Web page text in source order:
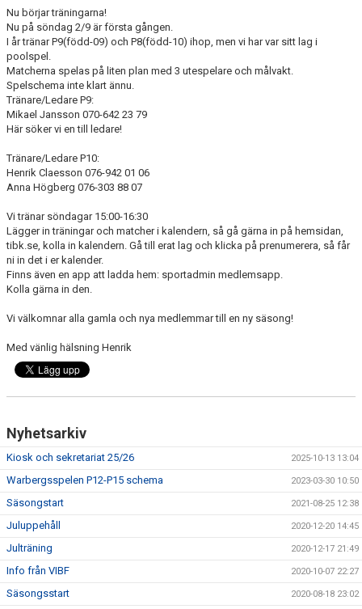
DOKUMENT
KONTAKT
MATCHER
Nu börjar träningarna!
Nu på söndag 2/9 är första gången.
I år tränar P9(född-09) och P8(född-10) ihop, men vi har var sitt lag i
poolspel.
Matcherna spelas på liten plan med 3 utespelare och målvakt.
Spelschema inte klart ännu.
Tränare/Ledare P9:
Mikael Jansson 070-642 23 79
Här söker vi en till ledare!
Tränare/Ledare P10:
Henrik Claesson 076-942 01 06
Anna Högberg 076-303 88 07
Vi tränar söndagar 15:00-16:30
Lägger in träningar och matcher i kalendern, så gå gärna in på hemsidan,
tibk.se, kolla in kalendern. Gå till erat lag och klicka på prenumerera, så får
ni in det i er kalender.
Finns även en app att ladda hem: sportadmin medlemsapp.
Kolla gärna in den.
Vi välkomnar alla gamla och nya medlemmar till en ny säsong!
Med vänlig hälsning Henrik
Nyhetsarkiv
Kiosk och sekretariat 25/26 2025-10-13 13:04
Warbergsspelen P12-P15 schema 2023-03-30 10:50
Säsongstart 2021-08-25 12:38
Juluppehåll 2020-12-20 14:45
Julträning 2020-12-17 21:49
Info från VIBF 2020-10-07 22:27
Säsongsstart 2020-08-18 23:02